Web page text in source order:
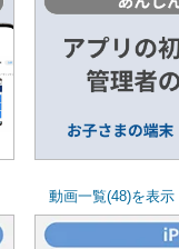
アプリの
管理者
お子さまの端
動画一覧(48)を表示